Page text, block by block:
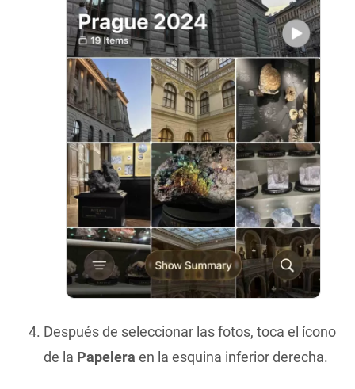
Después de seleccionar las fotos, toca el ícono
de la Papelera en la esquina inferior derecha.